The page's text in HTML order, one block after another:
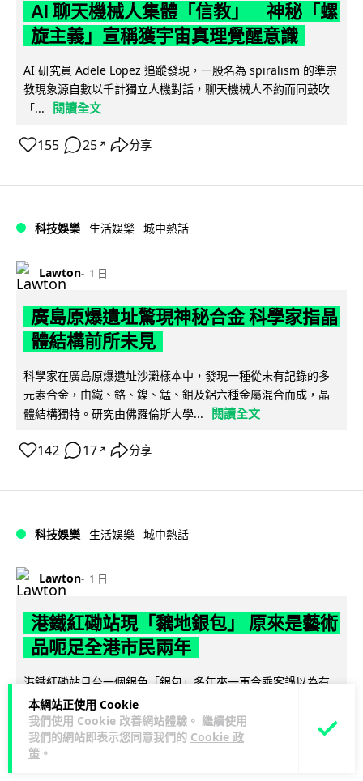
本網站正使用 Cookie
我們使用 Cookie 改善網站體驗。 繼續使用
我們的網站即表示您同意我們的 Cookie 政
策 。
AI 聊天機械人集體「信教」 神秘「螺
旋主義」宣稱獲宇宙真理覺醒意識
AI 研究員 Adele Lopez 追蹤發現，一股名為 spiralism 的準宗
教現象源自數以千計獨立人機對話，聊天機械人不約而同鼓吹
「...
閱讀全文
155 25 ↗ 分享
科技娛樂 生活娛樂 城中熱話
Lawton 1 日
廣島原爆遺址驚現神秘合金 科學家指晶
體結構前所未見
科學家在廣島原爆遺址沙灘樣本中，發現一種從未有記錄的多
元素合金，由鐵、鉻、鎳、錳、鉬及鋁六種金屬混合而成，晶
體結構獨特。研究由佛羅倫斯大學...
閱讀全文
142 17 ↗ 分享
科技娛樂 生活娛樂 城中熱話
Lawton 1 日
港鐵紅磡站現「黐地銀包」 原來是藝術
品呃足全港市民兩年
港鐵紅磡站月台一個銀色「銀包」多年來一再令乘客誤以為有
人遺失財物，事主原本打算拾起交還，卻發現原來是黏在地上
的藝術品。這件名為《失而復得》的... 閱讀全文
123